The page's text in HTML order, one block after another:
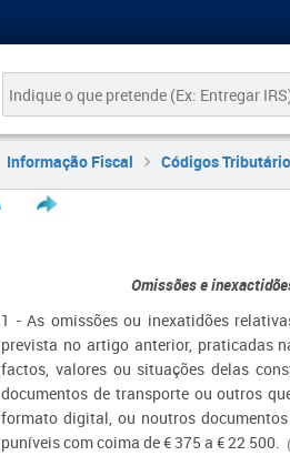
Informação Fiscal Códigos
Omissões e
1 - As omissões ou inexatidões
prevista no artigo anterior, praticadas
factos, valores ou situações delas
documentos de transporte ou outros
formato digital, ou noutros
puníveis com coima de € 375 a € 22 500.